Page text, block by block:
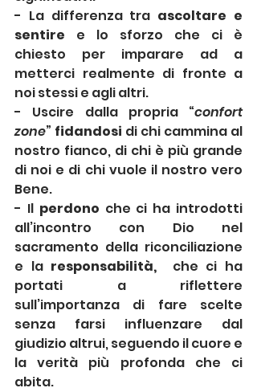
- La differenza tra ascoltare e
sentire e lo sforzo che ci è
chiesto per imparare ad a
metterci realmente di fronte a
noi stessi e agli altri.
- Uscire dalla propria “confort
zone” fidandosi di chi cammina al
nostro fianco, di chi è più grande
di noi e di chi vuole il nostro vero
Bene.
- Il perdono che ci ha introdotti
all’incontro con Dio nel
sacramento della riconciliazione
e la responsabilità,
che ci ha
portati a riflettere
sull’importanza di fare scelte
senza farsi influenzare dal
giudizio altrui, seguendo il cuore e
la verità più profonda che ci
abita.